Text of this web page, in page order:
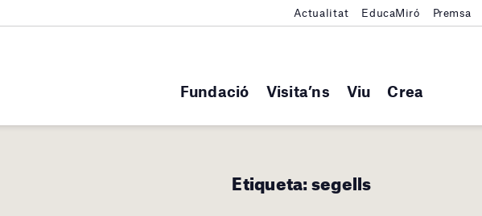
Fundació Visita’ns Viu Crea
Actualitat EducaMiró Premsa
Etiqueta:segells